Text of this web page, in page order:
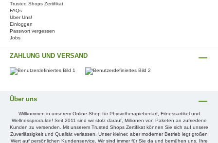
ZAHLUNG UND VERSAND
Trusted Shops Zertifikat
FAQs
Über Uns!
Einloggen
Passwort vergessen
Jobs
Über uns
Willkommen in unserem Online-Shop für Physiotherapiebedarf, Fitnessartikel und
Wellnessprodukte! Seit 2011 sind wir stolz darauf, Millionen von Paketen an zufriedene
Kunden zu versenden. Mit unserem Trusted Shops Zertifikat können Sie sich auf unsere
Zuverlässigkeit und Qualität verlassen. Unser kleiner, aber moderner Betrieb legt großen
Wert auf persönlichen Kundenservice. Wir sind immer für Sie da und bemühen uns, Ihre